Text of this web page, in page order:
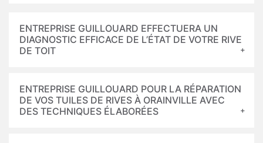
ENTREPRISE GUILLOUARD EFFECTUERA UN
DIAGNOSTIC EFFICACE DE L’ÉTAT DE VOTRE RIVE
DE TOIT
ENTREPRISE GUILLOUARD POUR LA RÉPARATION
DE VOS TUILES DE RIVES À ORAINVILLE AVEC
DES TECHNIQUES ÉLABORÉES